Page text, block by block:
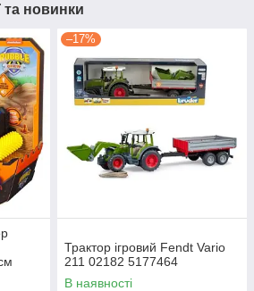
та новинки
–17%
Трактор ігровий Fendt Vario
211 02182 5177464
В наявності